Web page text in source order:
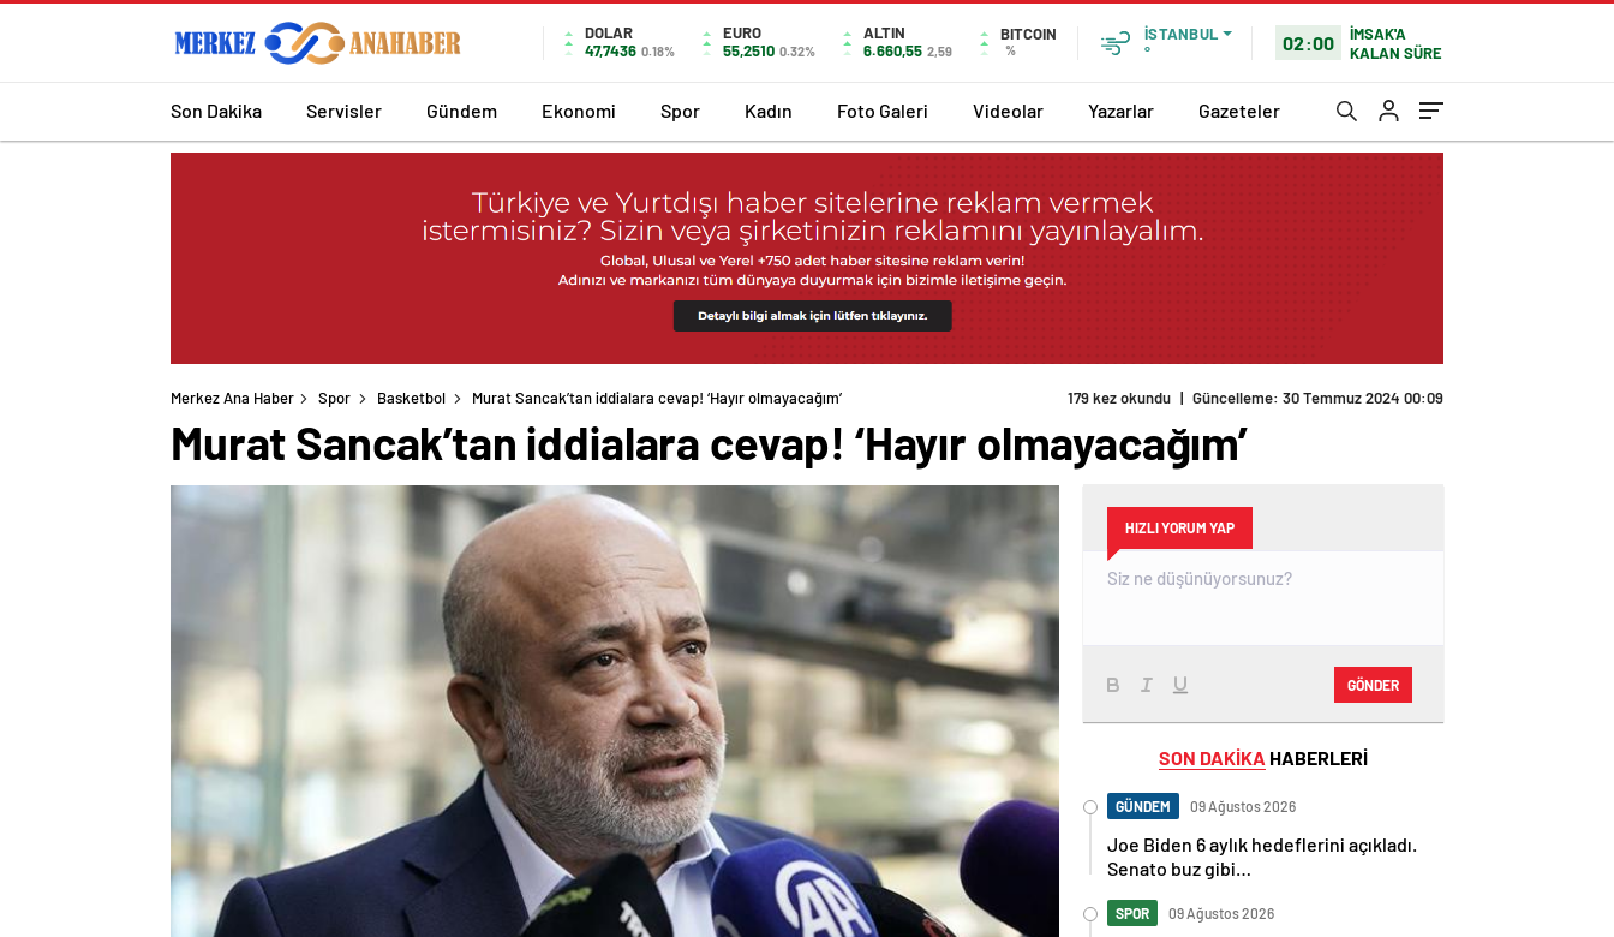
DOLAR
47,7436 0.18%
EURO
55,2510 0.32%
ALTIN
6.660,55 2,59
BITCOIN
%
İSTANBUL
°
02:00
İMSAK'A
KALAN SÜRE
Son Dakika Servisler Gündem Ekonomi Spor Kadın Foto Galeri Videolar Yazarlar Gazeteler
Merkez Ana Haber Spor Basketbol Murat Sancak’tan iddialara cevap! ‘Hayır olmayacağım’ 179 kez okundu | Güncelleme: 30 Temmuz 2024 00:09
Murat Sancak’tan iddialara cevap! ‘Hayır olmayacağım’
HIZLI YORUM YAP
GÖNDER
SON DAKİKA HABERLERİ
GÜNDEM 09 Ağustos 2026
Joe Biden 6 aylık hedeflerini açıkladı.
Senato buz gibi…
SPOR 09 Ağustos 2026